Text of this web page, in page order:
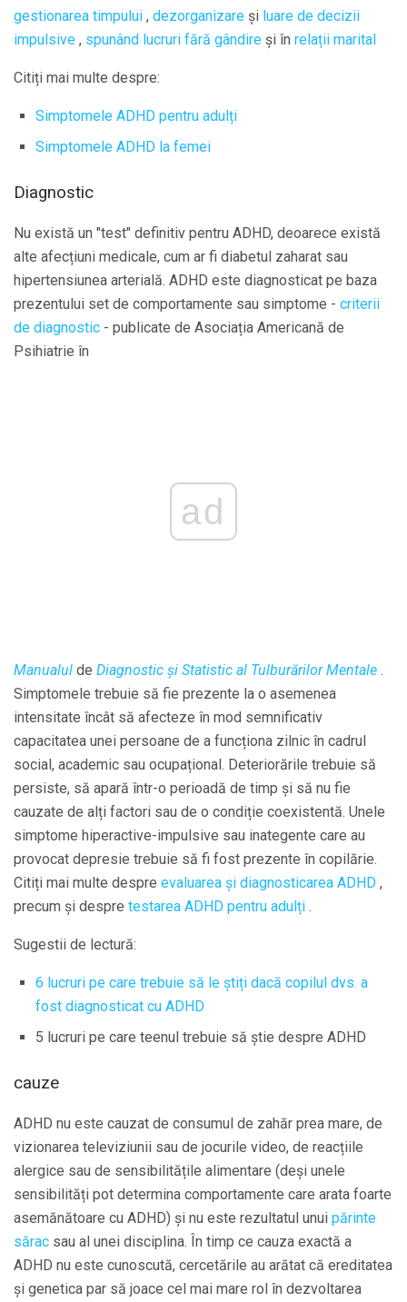
gestionarea timpului , dezorganizare și luare de decizii
impulsive , spunând lucruri fără gândire și în relații marital
Citiți mai multe despre:
Simptomele ADHD pentru adulți
Simptomele ADHD la femei
Diagnostic
Nu există un "test" definitiv pentru ADHD, deoarece există
alte afecțiuni medicale, cum ar fi diabetul zaharat sau
hipertensiunea arterială. ADHD este diagnosticat pe baza
prezentului set de comportamente sau simptome - criterii
de diagnostic - publicate de Asociația Americană de
Psihiatrie în
ad
Manualul de Diagnostic și Statistic al Tulburărilor Mentale .
Simptomele trebuie să fie prezente la o asemenea
intensitate încât să afecteze în mod semnificativ
capacitatea unei persoane de a funcționa zilnic în cadrul
social, academic sau ocupațional. Deteriorările trebuie să
persiste, să apară într-o perioadă de timp și să nu fie
cauzate de alți factori sau de o condiție coexistentă. Unele
simptome hiperactive-impulsive sau inategente care au
provocat depresie trebuie să fi fost prezente în copilărie.
Citiți mai multe despre evaluarea și diagnosticarea ADHD ,
precum și despre testarea ADHD pentru adulți .
Sugestii de lectură:
6 lucruri pe care trebuie să le știți dacă copilul dvs. a
fost diagnosticat cu ADHD
5 lucruri pe care teenul trebuie să știe despre ADHD
cauze
ADHD nu este cauzat de consumul de zahăr prea mare, de
vizionarea televiziunii sau de jocurile video, de reacțiile
alergice sau de sensibilitățile alimentare (deși unele
sensibilități pot determina comportamente care arata foarte
asemănătoare cu ADHD) și nu este rezultatul unui părinte
sărac sau al unei disciplina. În timp ce cauza exactă a
ADHD nu este cunoscută, cercetările au arătat că ereditatea
și genetica par să joace cel mai mare rol în dezvoltarea